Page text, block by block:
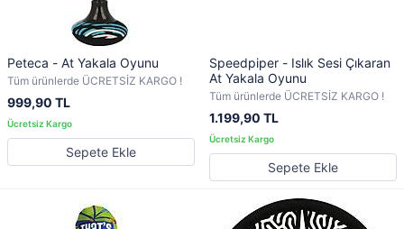
Peteca - At Yakala Oyunu
Tüm ürünlerde ÜCRETSİZ KARGO !
999,90 TL
Sepete Ekle
Speedpiper - Islık Sesi Çıkaran
At Yakala Oyunu
Tüm ürünlerde ÜCRETSİZ KARGO !
1.199,90 TL
Sepete Ekle